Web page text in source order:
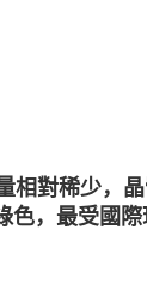
相對稀少，
色，最受國